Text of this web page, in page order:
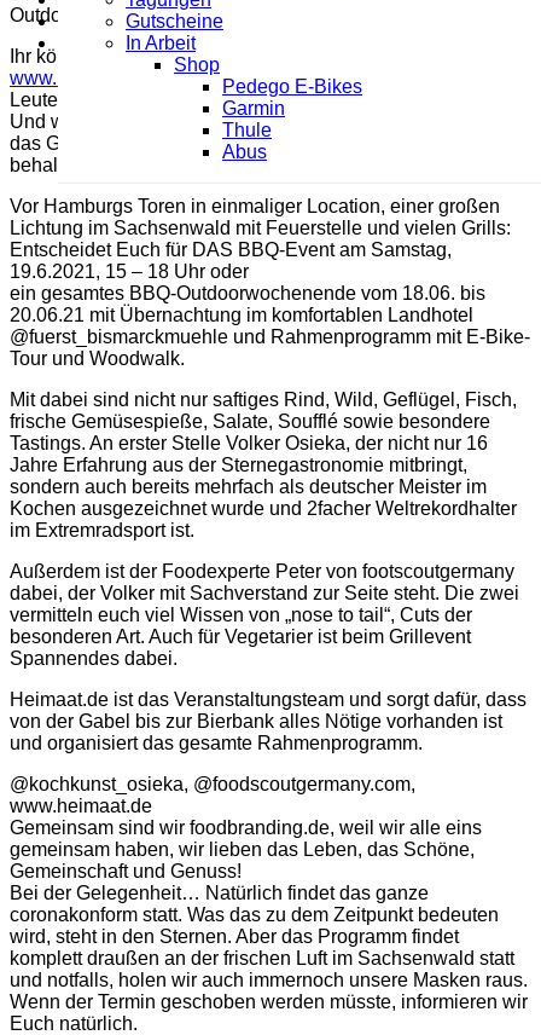
Gutscheine
In Arbeit
Shop
Pedego E-Bikes
Garmin
Thule
Abus
Gutscheine
In Arbeit
Pedego E-Bikes
Garmin
Thule
Outdoor haben!
Ihr könnt Euch hier eure Teilnahme sichern!
www.heimaat.de/BBQ-Event/
Leute, wird Zeit, dass es wieder losgeht, oder?
Und wenn es dann doch noch nicht erlaubt sein sollte, gibt’s
das Geld zurück. (10 € Bearbeitungsgebühr würden wir
behalten – seht es als Spende, wenn es so kommen sollte.)
Vor Hamburgs Toren in einmaliger Location, einer großen
Lichtung im Sachsenwald mit Feuerstelle und vielen Grills:
Entscheidet Euch für DAS BBQ-Event am Samstag,
19.6.2021, 15 – 18 Uhr oder
ein gesamtes BBQ-Outdoorwochenende vom 18.06. bis
20.06.21 mit Übernachtung im komfortablen Landhotel
@fuerst_bismarckmuehle und Rahmenprogramm mit E-Bike-
Tour und Woodwalk.
Mit dabei sind nicht nur saftiges Rind, Wild, Geflügel, Fisch,
frische Gemüsespieße, Salate, Soufflé sowie besondere
Tastings. An erster Stelle Volker Osieka, der nicht nur 16
Jahre Erfahrung aus der Sternegastronomie mitbringt,
sondern auch bereits mehrfach als deutscher Meister im
Kochen ausgezeichnet wurde und 2facher Weltrekordhalter
im Extremradsport ist.
Außerdem ist der Foodexperte Peter von footscoutgermany
dabei, der Volker mit Sachverstand zur Seite steht. Die zwei
vermitteln euch viel Wissen von „nose to tail“, Cuts der
besonderen Art. Auch für Vegetarier ist beim Grillevent
Spannendes dabei.
Heimaat.de ist das Veranstaltungsteam und sorgt dafür, dass
von der Gabel bis zur Bierbank alles Nötige vorhanden ist
und organisiert das gesamte Rahmenprogramm.
@kochkunst_osieka, @foodscoutgermany.com,
www.heimaat.de
Gemeinsam sind wir foodbranding.de, weil wir alle eins
gemeinsam haben, wir lieben das Leben, das Schöne,
Gemeinschaft und Genuss!
Bei der Gelegenheit… Natürlich findet das ganze
coronakonform statt. Was das zu dem Zeitpunkt bedeuten
wird, steht in den Sternen. Aber das Programm findet
komplett draußen an der frischen Luft im Sachsenwald statt
und notfalls, holen wir auch immernoch unsere Masken raus.
Wenn der Termin geschoben werden müsste, informieren wir
Euch natürlich.